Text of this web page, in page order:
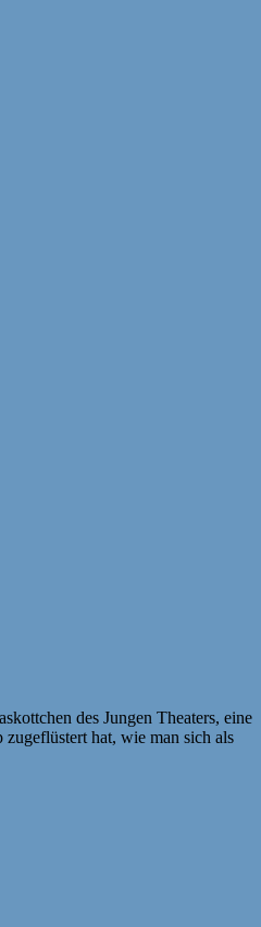
des Jungen Theaters, eine
zugeflüstert hat, wie man sich als